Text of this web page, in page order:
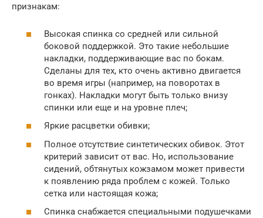
признакам:
Высокая спинка со средней или сильной
боковой поддержкой. Это такие небольшие
накладки, поддерживающие вас по бокам.
Сделаны для тех, кто очень активно двигается
во время игры (например, на поворотах в
гонках). Накладки могут быть только внизу
спинки или еще и на уровне плеч;
Яркие расцветки обивки;
Полное отсутствие синтетических обивок. Этот
критерий зависит от вас. Но, использование
сидений, обтянутых кожзамом может привести
к появлению ряда проблем с кожей. Только
сетка или настоящая кожа;
Спинка снабжается специальными подушечками